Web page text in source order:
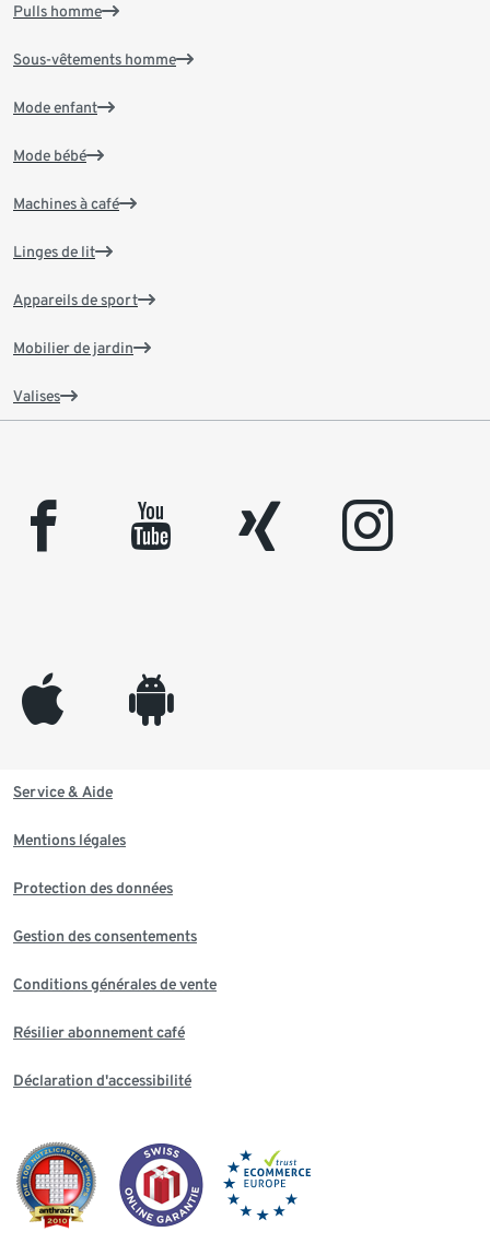
Pulls homme
Sous-vêtements homme
Mode enfant
Mode bébé
Machines à café
Linges de lit
Appareils de sport
Mobilier de jardin
Valises
facebook youtube xing instagram
appleinc android
Service & Aide
Mentions légales
Protection des données
Gestion des consentements
Conditions générales de vente
Résilier abonnement café
Déclaration d'accessibilité